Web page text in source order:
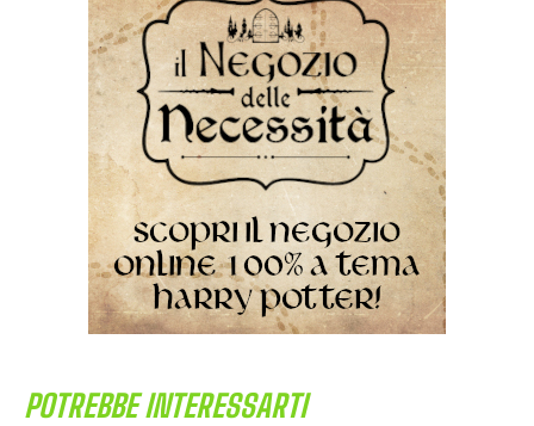
POTREBBE INTERESSARTI